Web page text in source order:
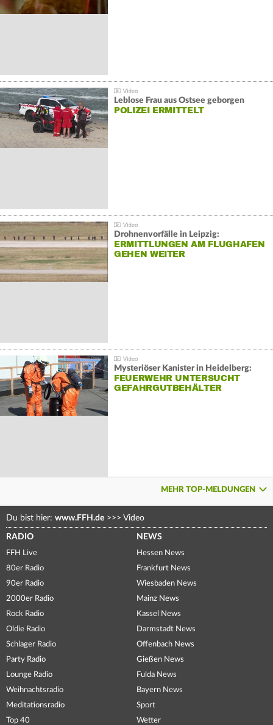
Leblose Frau aus Ostsee geborgen
POLIZEI ERMITTELT
Drohnenvorfälle in Leipzig:
ERMITTLUNGEN AM FLUGHAFEN
GEHEN WEITER
Mysteriöser Kanister in Heidelberg:
FEUERWEHR UNTERSUCHT
GEFAHRGUTBEHÄLTER
MEHR TOP-MELDUNGEN
Du bist hier: www.FFH.de >>> Video
RADIO
FFH Live
80er Radio
90er Radio
2000er Radio
Rock Radio
Oldie Radio
Schlager Radio
Party Radio
Lounge Radio
Weihnachtsradio
Meditationsradio
Top 40
NEWS
Hessen News
Frankfurt News
Wiesbaden News
Mainz News
Kassel News
Darmstadt News
Offenbach News
Gießen News
Fulda News
Bayern News
Sport
Wetter